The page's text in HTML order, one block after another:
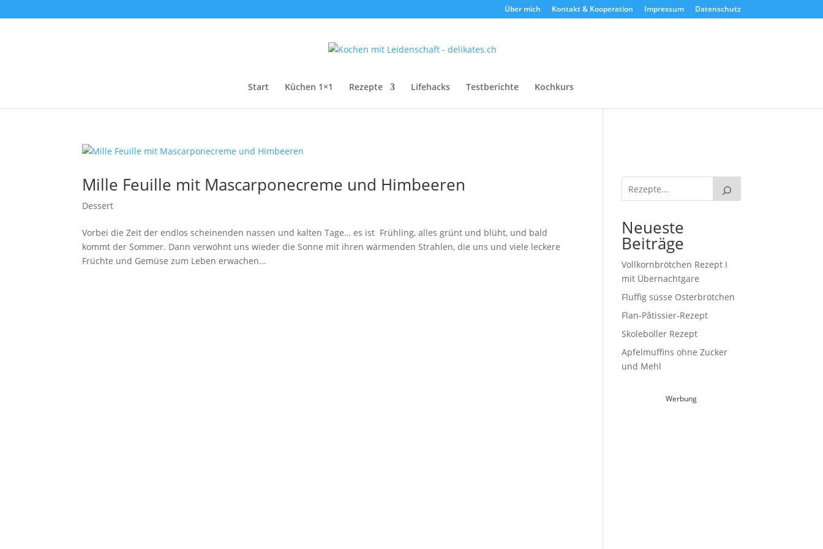
Über mich Kontakt & Kooperation Impressum Datenschutz
Start Küchen 1×1 Rezepte Lifehacks Testberichte Kochkurs
Mille Feuille mit Mascarponecreme und Himbeeren
Dessert
Vorbei die Zeit der endlos scheinenden nassen und kalten Tage… es ist Frühling, alles grünt und blüht, und bald
kommt der Sommer. Dann verwöhnt uns wieder die Sonne mit ihren wärmenden Strahlen, die uns und viele leckere
Früchte und Gemüse zum Leben erwachen...
Neueste
Beiträge
Vollkornbrötchen Rezept I
mit Übernachtgare
Fluffig süsse Osterbrötchen
Flan-Pâtissier-Rezept
Skoleboller Rezept
Apfelmuffins ohne Zucker
und Mehl
Werbung